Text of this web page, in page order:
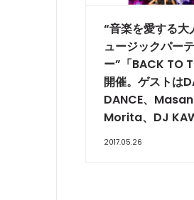
“音楽を愛する大
ュージックパー
ー”「BACK TO
開催。ゲストは
DANCE、
Morita、DJ
2017.05.26